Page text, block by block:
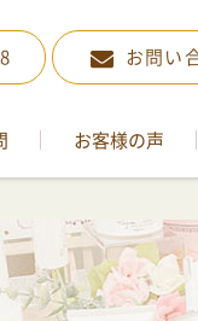
お問い
お客様の声